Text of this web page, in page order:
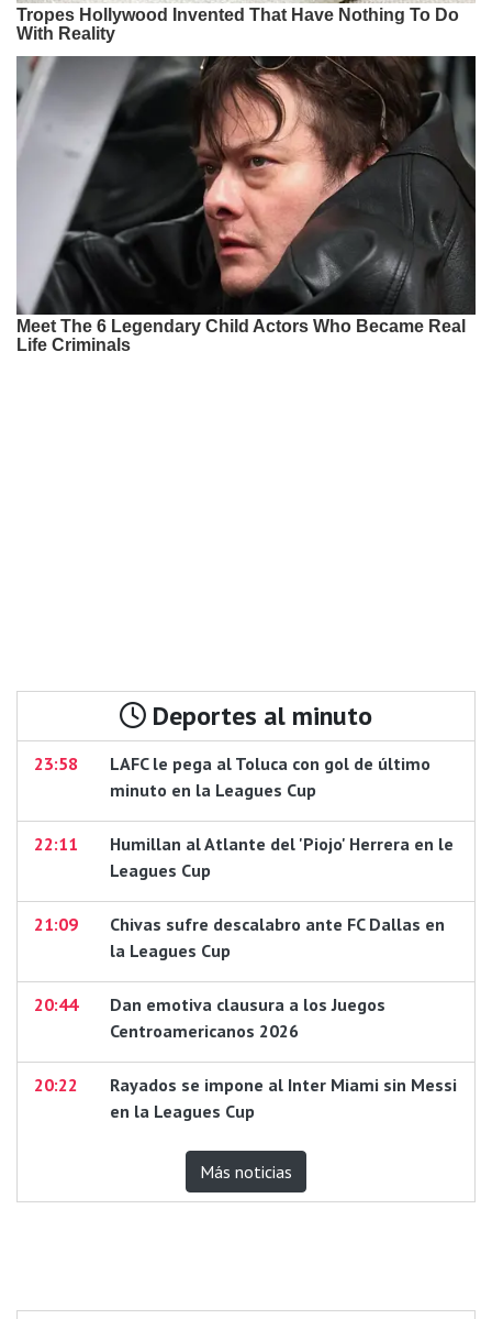
Deportes al minuto
23:58
LAFC le pega al Toluca con gol de último
minuto en la Leagues Cup
22:11
Humillan al Atlante del 'Piojo' Herrera en le
Leagues Cup
21:09
Chivas sufre descalabro ante FC Dallas en
la Leagues Cup
20:44
Dan emotiva clausura a los Juegos
Centroamericanos 2026
20:22
Rayados se impone al Inter Miami sin Messi
en la Leagues Cup
Más noticias